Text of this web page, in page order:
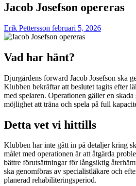
Jacob Josefson opereras
Erik Pettersson februari 5, 2026
Vad har hänt?
Djurgårdens forward Jacob Josefson ska
Klubben bekräftar att beslutet tagits efter
med spelaren. Operationen gäller en
möjlighet att träna och spela på full
Detta vet vi hittills
Klubben har inte gått in på detaljer kring
målet med operationen är att åtgärda
bättre förutsättningar för långsiktig
ska genomföras av specialistläkare och
planerad rehabiliteringsperiod.